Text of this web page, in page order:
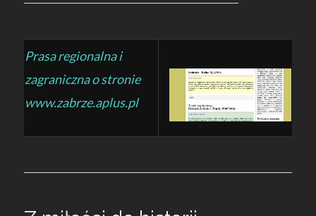
Prasa regionalna i
zagraniczna o stronie
www.zabrze.aplus.pl